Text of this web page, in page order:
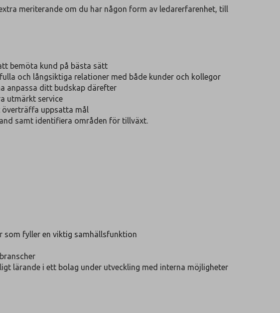
meriterande om du har någon form av ledarerfarenhet, till
bemöta kund på bästa sätt
och långsiktiga relationer med både kunder och kollegor
anpassa ditt budskap därefter
utmärkt service
överträffa uppsatta mål
samt identifiera områden för tillväxt.
som fyller en viktig samhällsfunktion
lärande i ett bolag under utveckling med interna möjligheter